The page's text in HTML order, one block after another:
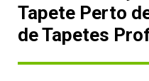
Tapete Perto
de Tapetes